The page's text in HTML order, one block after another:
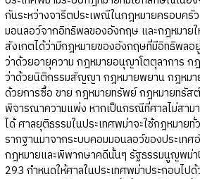
กันระหว่างจารีตประเพณีในกฎหมายครอบครั
มอนลอว์จากอิทธิพลของอังกฤษ และกฎหมายใ
สังเกตได้ว่ามีกฎหมายของอังกฤษที่มีอิทธิพลอ
ว่าด้วยอายุความ กฎหมายอนุญาโตตุลาการ ก
ว่าด้วยนิติกรรมสัญญา กฎหมายพยาน กฎหมา
ด้วยการซื้อ ขาย กฎหมายทรัพย์ กฎหมายทรัส
พิจารณาความแพ่ง หากเป็นกรณีที่ศาลไม่สาม
ได้ ศาลยุติธรรมในประเทศพม่าจะใช้กฎหมาย
รากฐานมาจากระบบคอมมอนลอว์ของประเทศ
กฎหมายและพิพากษาคดีนั้นๆ รัฐธรรมนูญพม่
293 กำหนดให้ศาลในประเทศพม่าประกอบไป